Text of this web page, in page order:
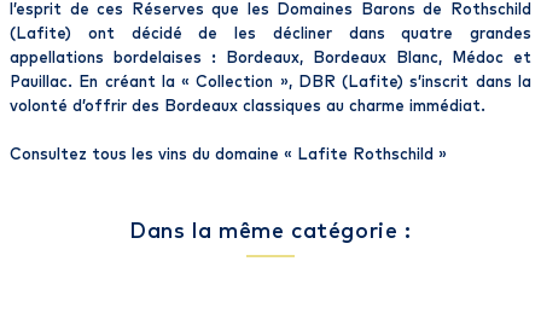
l’esprit de ces Réserves que les Domaines Barons de Rothschild
(Lafite) ont décidé de les décliner dans quatre grandes
appellations bordelaises : Bordeaux, Bordeaux Blanc, Médoc et
Pauillac. En créant la « Collection », DBR (Lafite) s’inscrit dans la
volonté d’offrir des Bordeaux classiques au charme immédiat.
Consultez tous les vins du domaine « Lafite Rothschild »
Dans la même catégorie :